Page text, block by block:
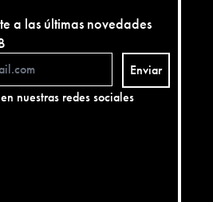
a las últimas novedades
Enviar
nuestras redes sociales